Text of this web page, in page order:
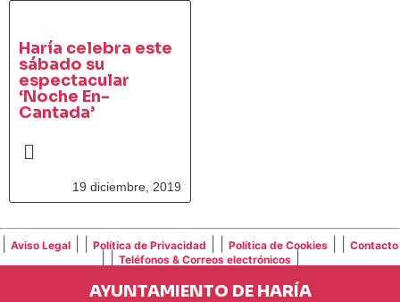
Haría celebra este
sábado su
espectacular
‘Noche En-
Cantada’
19 diciembre, 2019
Aviso Legal Política de Privacidad Política de Cookies Contacto
Teléfonos & Correos electrónicos|
AYUNTAMIENTO DE HARÍA